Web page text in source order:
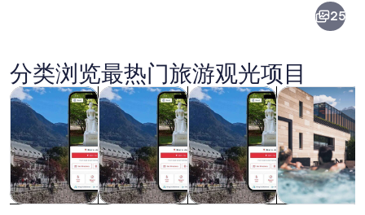
片
梅拉诺
25
分类浏览最热门旅游观光项目
观光一日游在新标签页中打开
私人和定制之旅在新标签页中打开
历史和文化在新标签页中打开
水疗和健身在